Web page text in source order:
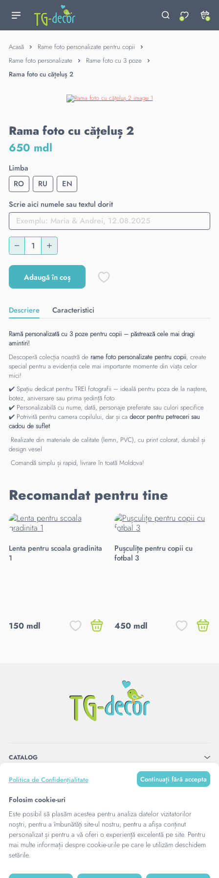
0 0
Acasă
Rame foto personalizate pentru copii
Rame foto personalizate
Rame foto cu 3 poze
Rama foto cu cățeluș 2
Rama foto cu cățeluș 2
650 mdl
Limba
RO
RU
EN
Scrie aici numele sau textul dorit
Adaugă în coș
Descriere Caracteristici
Ramă personalizată cu 3 poze pentru copii – păstrează cele mai dragi
amintiri!
Descoperă colecția noastră de rame foto personalizate pentru copii, create
special pentru a evidenția cele mai importante momente din viața celor
mici!
✔️ Spațiu dedicat pentru TREI fotografii – ideală pentru poza de la naștere,
botez, aniversare sau prima ședință foto
✔️ Personalizabilă cu nume, dată, personaje preferate sau culori specifice
✔️ Potrivită pentru camera copilului, dar și ca decor pentru petreceri sau
cadou de suflet
Realizate din materiale de calitate (lemn, PVC), cu print colorat, durabil și
design vesel
Comandă simplu și rapid, livrare în toată Moldova!
Recomandat pentru tine
Lenta pentru scoala gradinita
1
150 mdl
Pușculițe pentru copii cu
fotbal 3
450 mdl
CATALOG
CONTACTE
Politica de Confidențialitate Continuați fără accepta
Folosim cookie-uri
Este posibil să plasăm acestea pentru analiza datelor vizitatorilor
noștri, pentru a îmbunătăți site-ul nostru, pentru a afișa conținut
personalizat și pentru a vă oferi o experiență excelentă pe site. Pentru
mai multe informații despre cookie-urile pe care le utilizăm deschidem
setările.